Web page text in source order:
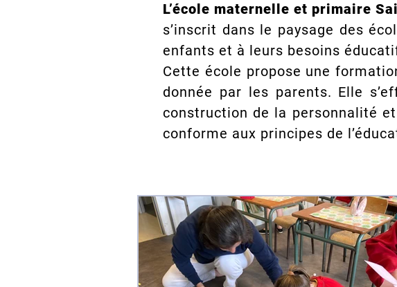
L’école maternelle et primaire
s’inscrit dans le paysage des
enfants et à leurs besoins
Cette école propose une
donnée par les parents. Elle
construction de la personnalité
conforme aux principes de